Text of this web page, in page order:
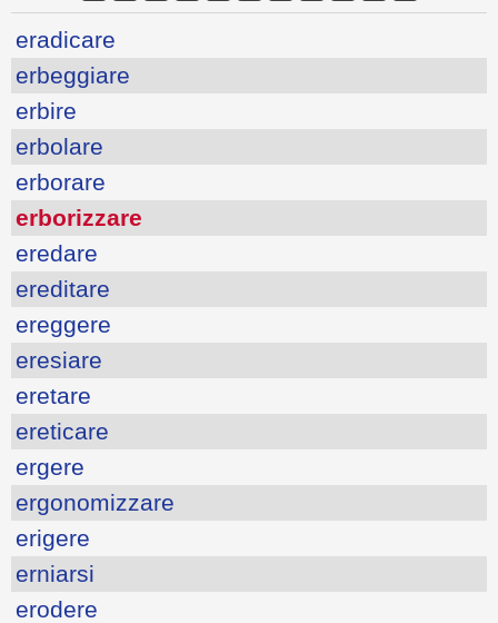
eradicare
erbeggiare
erbire
erbolare
erborare
erborizzare
eredare
ereditare
ereggere
eresiare
eretare
ereticare
ergere
ergonomizzare
erigere
erniarsi
erodere